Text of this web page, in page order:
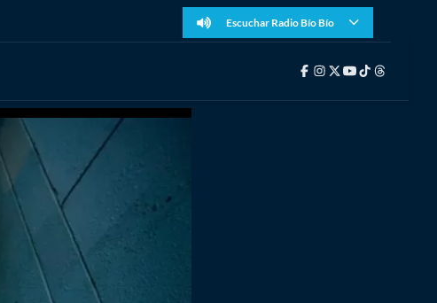
Escuchar Radio Bío Bío